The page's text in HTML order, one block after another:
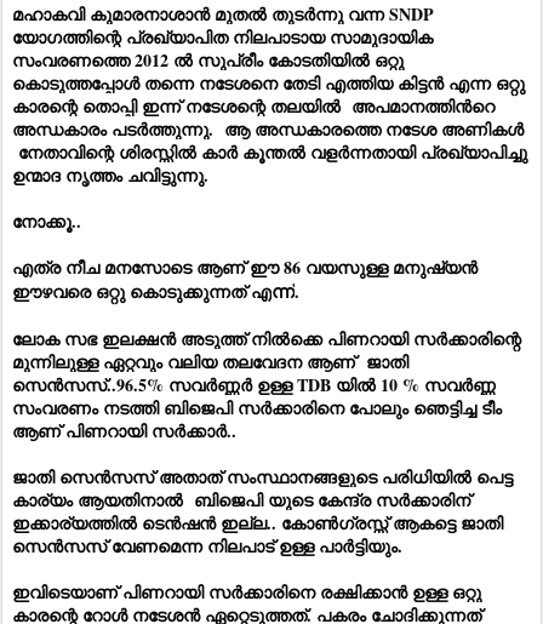
മഹാകവി കുമാരനാശാൻ മുതൽ തുടർന്നു വന്ന SNDP
യോഗത്തിന്റെ പ്രഖ്യാപിത നിലപാടായ സാമുദായിക
സംവരണത്തെ 2012 ൽ സുപ്രീം കോടതിയിൽ ഒറ്റു
കൊടുത്തപ്പോൾ തന്നെ നടേശനെ തേടി എത്തിയ കിട്ടൻ എന്ന ഒറ്റു
കാരന്റെ തൊപ്പി ഇന്ന് നടേശന്റെ തലയിൽ അപമാനത്തിൻറെ
അന്ധകാരം പടർത്തുന്നു. ആ അന്ധകാരത്തെ നടേശ അണികൾ
നേതാവിന്റെ ശിരസ്സിൽ കാർ കൂന്തൽ വളർന്നതായി പ്രഖ്യാപിച്ചു
ഉന്മാദ നൃത്തം ചവിട്ടുന്നു.
നോക്കൂ..
എത്ര നീച മനസോടെ ആണ് ഈ 86 വയസുള്ള മനുഷ്യൻ
ഈഴവരെ ഒറ്റു കൊടുക്കുന്നത് എന്ന്.
ലോക സഭ ഇലക്ഷൻ അടുത്ത് നിൽക്കെ പിണറായി സർക്കാരിന്റെ
മുന്നിലുള്ള ഏറ്റവും വലിയ തലവേദന ആണ് ജാതി
സെൻസസ്..96.5% സവർണ്ണർ ഉള്ള TDB യിൽ 10 % സവർണ്ണ
സംവരണം നടത്തി ബിജെപി സർക്കാരിനെ പോലും ഞെട്ടിച്ച ടീം
ആണ് പിണറായി സർക്കാർ..
ജാതി സെൻസസ് അതാത് സംസ്ഥാനങ്ങളുടെ പരിധിയിൽ പെട്ട
കാര്യം ആയതിനാൽ ബിജെപി യുടെ കേന്ദ്ര സർക്കാരിന്
ഇക്കാര്യത്തിൽ ടെൻഷൻ ഇല്ല.. കോൺഗ്രസ്സ് ആകട്ടെ ജാതി
സെൻസസ് വേണമെന്ന നിലപാട് ഉള്ള പാർട്ടിയും.
ഇവിടെയാണ് പിണറായി സർക്കാരിനെ രക്ഷിക്കാൻ ഉള്ള ഒറ്റു
കാരന്റെ റോൾ നടേശൻ ഏറ്റെടുത്തത്. പകരം ചോദിക്കുന്നത്